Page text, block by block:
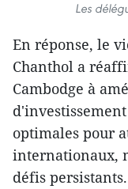
Les
En réponse, le
Chanthol a
Cambodge à
optimales pour
internationaux,
défis